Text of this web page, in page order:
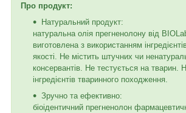
Про продукт:
Натуральний продукт:
натуральна олія прегненолону від
виготовлена ​​з використанням
якості. Не містить штучних чи
консервантів. Не тестується на тварин.
інгредієнтів тваринного походження.
Зручно та ефективно:
біоідентичний прегненолон